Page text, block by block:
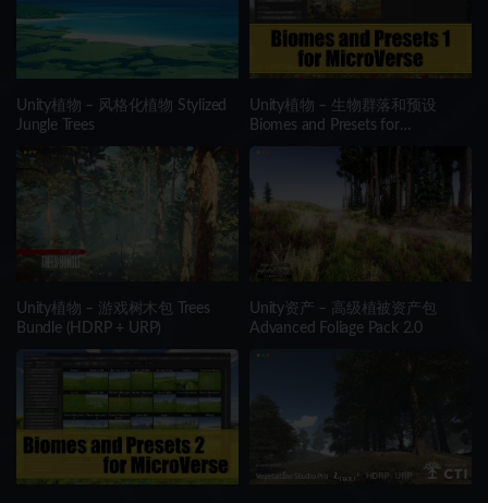
Unity植物 – 风格化植物 Stylized
Jungle Trees
Unity植物 – 生物群落和预设
Biomes and Presets for
Unity植物 – 游戏树木包 Trees
Bundle (HDRP + URP)
Unity资产 – 高级植被资产包
Advanced Foliage Pack 2.0